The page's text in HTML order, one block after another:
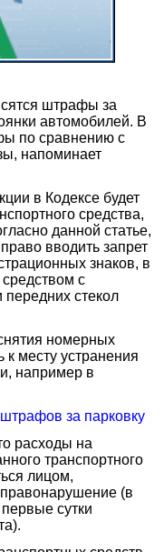
штрафы за
автомобилей. В
по сравнению с
напоминает
в Кодексе будет
средства,
данной статье,
вводить запрет
знаков, в
с
стекол
номерных
к месту устранения
например в
за парковку
расходы на
транспортного
лицом,
(в
сутки